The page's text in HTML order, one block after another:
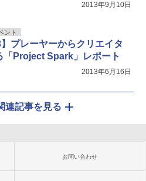
2013年9月10日
ント
】プレーヤーからクリエイタ
「Project Spark」レポート
2013年6月16日
連記事を見る
お問い合わせ